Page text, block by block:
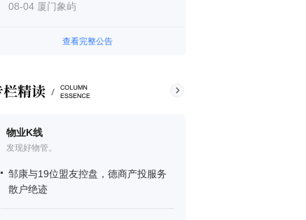
08-04 厦门象屿
查看完整公告
物业K线
发现好物管。
邹康与19位盟友控盘，德商产投服务
散户绝迹